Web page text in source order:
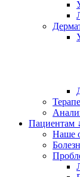
Пациентам ↓
Наше